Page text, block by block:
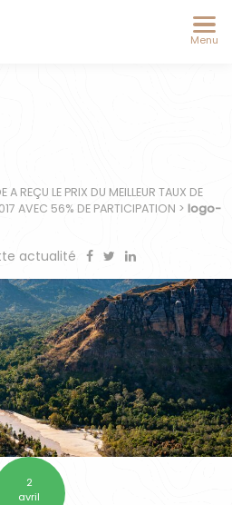
Menu
REÇU LE PRIX DU MEILLEUR TAUX DE
AVEC 56% DE PARTICIPATION > logo-
actualité
2
avril